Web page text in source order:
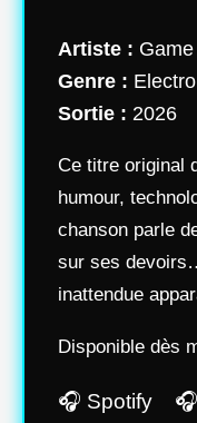
Artiste :
Genre :
Sortie : 2026
Ce titre original
humour,
chanson parle
sur ses
inattendue
Disponible dès
🎧 Spotify